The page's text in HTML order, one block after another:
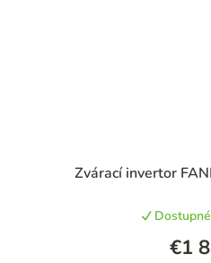
Zvárací invertor
€1